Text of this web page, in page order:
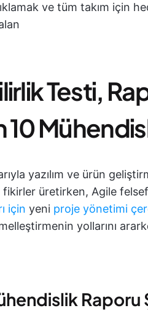
ve tüm takım için
Testi,
10
yazılım ve ürün
üretirken, Agile
için yeni proje yönetimi
yollarını
Raporu